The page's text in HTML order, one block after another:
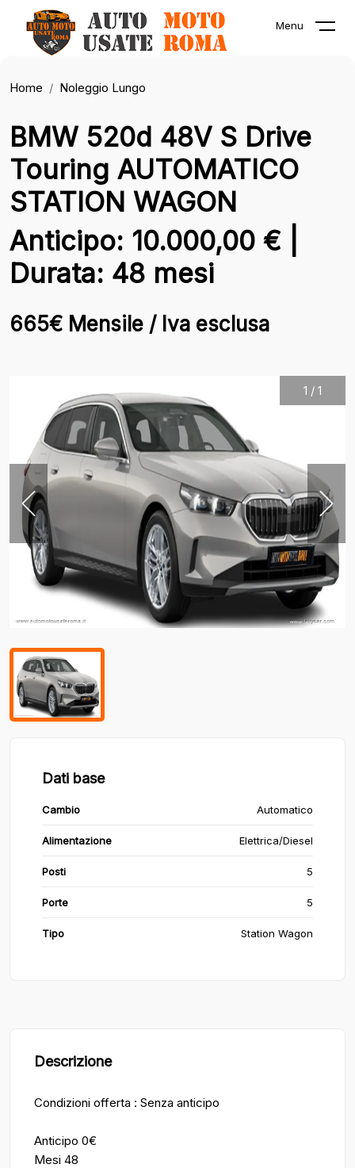
Menu
Home Noleggio Lungo
BMW 520d 48V S Drive
Touring AUTOMATICO
STATION WAGON
Anticipo: 10.000,00 € |
Durata: 48 mesi
665€ Mensile / Iva esclusa
1 / 1
Dati base
Cambio Automatico
Alimentazione Elettrica/Diesel
Posti 5
Porte 5
Tipo Station Wagon
Descrizione
Condizioni offerta : Senza anticipo
Anticipo 0€
Mesi 48